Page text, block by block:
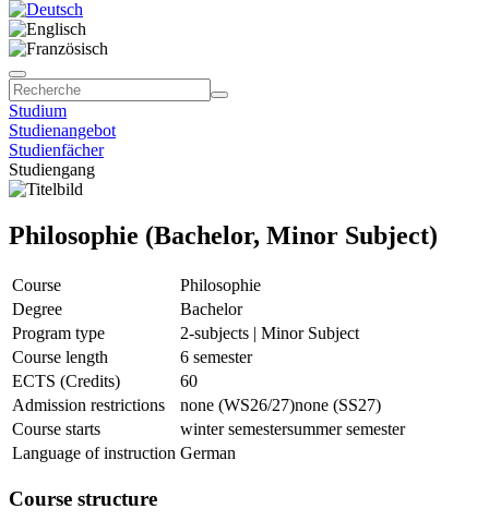
Studium
Studienangebot
Studienfächer
Studiengang
Philosophie (Bachelor, Minor Subject)
Course
Philosophie
Degree
Bachelor
Program type
2-subjects | Minor Subject
Course length
6 semester
ECTS (Credits)
60
Admission restrictions
none (WS26/27)none (SS27)
Course starts
winter semestersummer semester
Language of instruction German
Course structure